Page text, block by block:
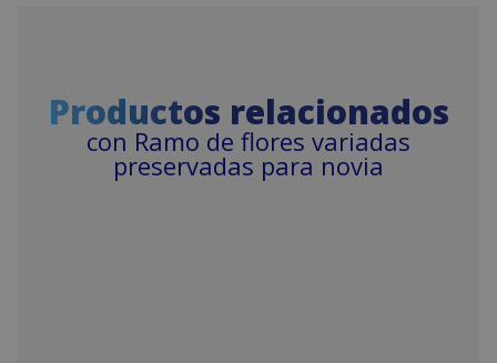
Productos relacionados
con Ramo de flores variadas
preservadas para novia